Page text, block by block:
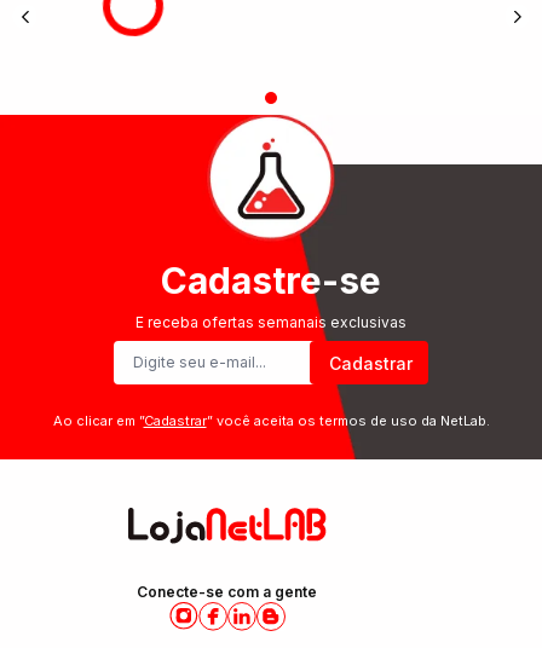
Cadastre-se
E receba ofertas semanais exclusivas
Cadastrar
Ao clicar em ”Cadastrar” você aceita os termos de uso da NetLab.
Conecte-se com a gente